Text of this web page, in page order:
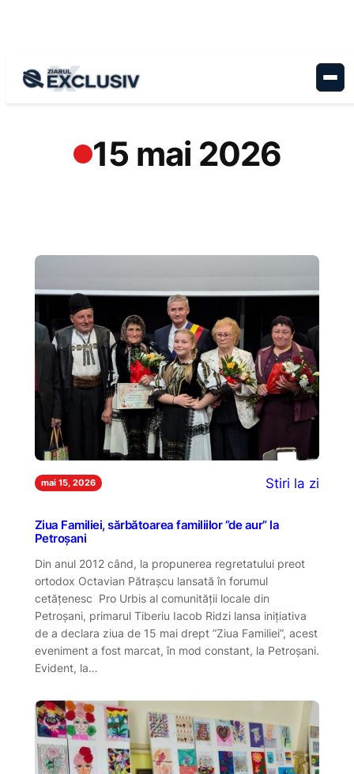
15 mai 2026
mai 15, 2026 Stiri la zi
Ziua Familiei, sărbătoarea familiilor ”de aur” la
Petroșani
Din anul 2012 când, la propunerea regretatului preot
ortodox Octavian Pătrașcu lansată în forumul
cetățenesc Pro Urbis al comunității locale din
Petroșani, primarul Tiberiu Iacob Ridzi lansa inițiativa
de a declara ziua de 15 mai drept ”Ziua Familiei”, acest
eveniment a fost marcat, în mod constant, la Petroșani.
Evident, la…